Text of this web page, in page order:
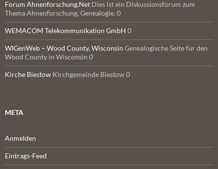
Forum Ahnenforschung.Net Dies ist ein Diskussionsforum zum
Thema Ahnenforschung, Genealogie. 0
WEMACOM Telekommunikation GmbH 0
WIGenWeb – Wood County, Wisconsin Genealogische Seite für den
Wood County in Wisconsin 0
Kirche Biestow Kirchgemeinde Biestow 0
META
Anmelden
Eintrags-Feed